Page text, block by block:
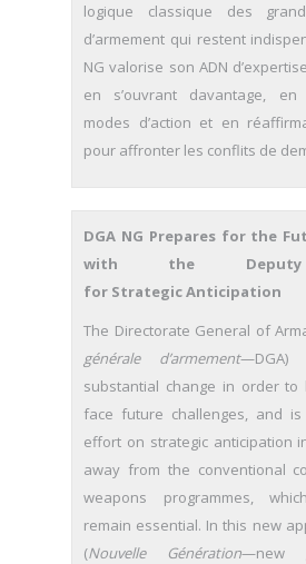
logique classique des
d’armement qui restent
NG valorise son ADN
en s’ouvrant davantage,
modes d’action et en
pour affronter les conflits de
DGA NG Prepares for the
with the Deputy
for Strategic Anticipation
The Directorate General of
générale d’armement—DGA)
substantial change in order
face future challenges, and
effort on strategic anticipation
away from the conventional
weapons programmes,
remain essential. In this new
(Nouvelle Génération—new